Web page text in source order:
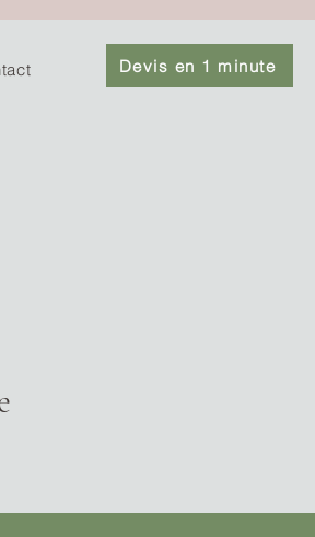
Devis en 1 minute